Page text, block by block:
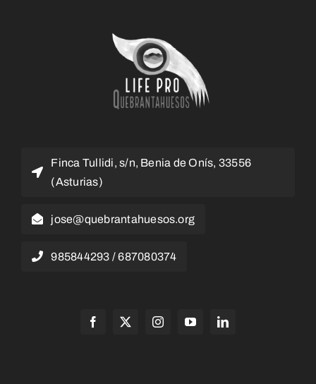
Finca Tullidi, s/n, Benia de Onís, 33556
(Asturias)
jose@quebrantahuesos.org
985844293 / 687080374